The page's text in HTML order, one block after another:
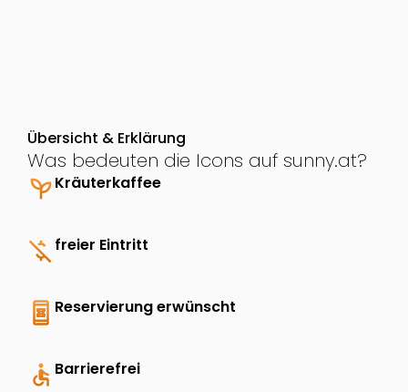
Übersicht & Erklärung
Was bedeuten die Icons auf sunny.at?
psychiatryKräuterkaffee
money_off freier Eintritt
book_online Reservierung erwünscht
accessible Barrierefrei